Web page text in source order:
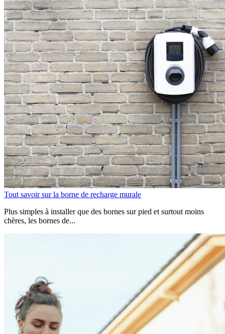
Tout savoir sur la borne de recharge murale
Plus simples à installer que des bornes sur pied et surtout moins
chères, les bornes de...